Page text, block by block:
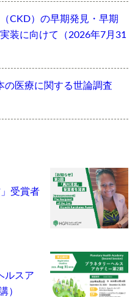
CKD）の早期発見・早期
装に向けて（2026年7月31
の医療に関する世論調査
受賞者
ルスア
）